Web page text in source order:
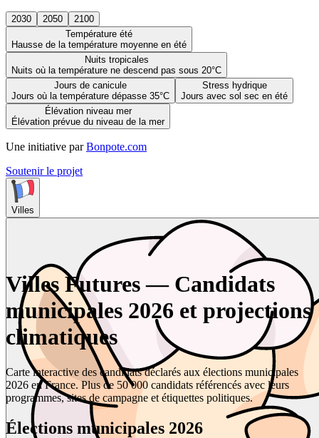
2030 2050
2100
Température été
Hausse de la température moyenne en été
Nuits tropicales
Nuits où la température ne descend pas sous 20°C
Jours de canicule
Jours où la température dépasse 35°C
Stress hydrique
Jours avec sol sec en été
Élévation niveau mer
Élévation prévue du niveau de la mer
Une initiative par Bonpote.com
Soutenir le projet
Villes
Villes Futures — Candidats
municipales 2026 et projections
climatiques
Carte interactive des candidats déclarés aux élections municipales
2026 en France. Plus de 50 000 candidats référencés avec leurs
programmes, sites de campagne et étiquettes politiques.
Élections municipales 2026